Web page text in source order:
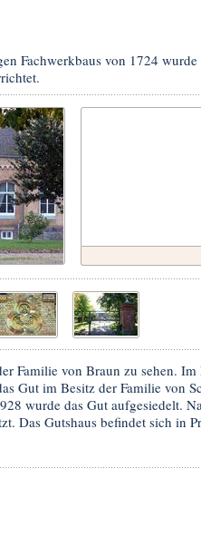
Fachwerkbaus von 1724
Familie von Braun zu sehen. Im
Gut im Besitz der Familie von
wurde das Gut aufgesiedelt.
Das Gutshaus befindet sich in